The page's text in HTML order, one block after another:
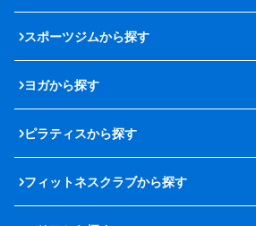
スポーツジムから探す
ヨガから探す
ピラティスから探す
フィットネスクラブから探す